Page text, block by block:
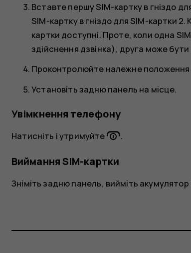
Вставте першу SIM-картку в гніздо
SIM-картку в гніздо для SIM-картки
картки доступні. Проте, коли одна
здійснення дзвінка), друга може
Проконтролюйте належне положення
Установіть задню панель на місце.
Увімкнення телефону
Натисніть і утримуйте .
Виймання SIM-картки
Зніміть задню панель, вийміть акумулятор